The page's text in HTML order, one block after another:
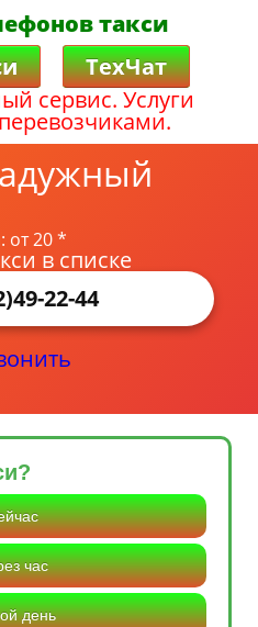
такси
ТехЧат
сервис. Услуги
от 20 *
в списке
22-44
час
день